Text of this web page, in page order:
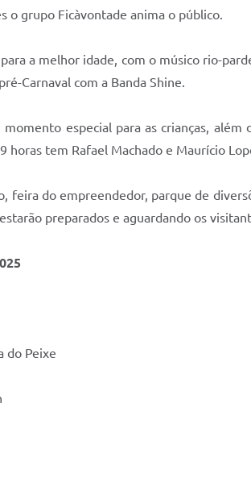
o grupo Ficàvontade anima o público.
a melhor idade, com o músico rio-
Carnaval com a Banda Shine.
especial para as crianças,
horas tem Rafael Machado e Maurício
feira do empreendedor, parque de
preparados e aguardando os
do Peixe